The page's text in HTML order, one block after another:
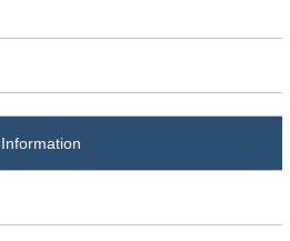
Information